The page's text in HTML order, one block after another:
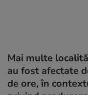
Mai multe
au fost afectate
de ore, în